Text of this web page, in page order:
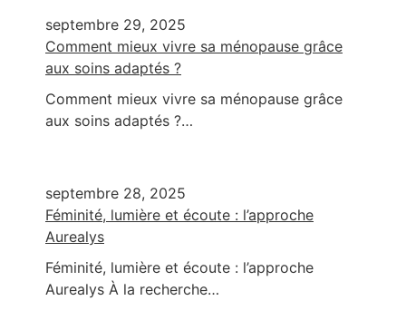
septembre 29, 2025
Comment mieux vivre sa ménopause grâce
aux soins adaptés ?
Comment mieux vivre sa ménopause grâce
aux soins adaptés ?…
septembre 28, 2025
Féminité, lumière et écoute : l’approche
Aurealys
Féminité, lumière et écoute : l’approche
Aurealys À la recherche…